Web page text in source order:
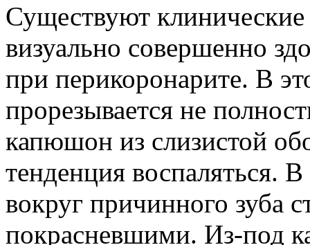
Существуют клинические
визуально совершенно
при перикоронарите. В
прорезывается не
капюшон из слизистой
тенденция воспаляться.
вокруг причинного зуба
покрасневшими. Из-под